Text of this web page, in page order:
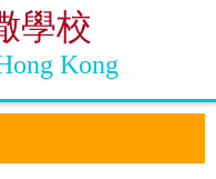
學校
Kong